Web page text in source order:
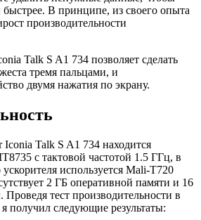
быстрее. В принципе, из своего опыта
производительности
Talk S A1 734 позволяет сделать
тремя пальцами, и
двумя нажатия по экрану.
Talk S A1 734 находится
с тактовой частотой 1.5 ГГц, в
ускорителя используется Mali-T720
2 ГБ оперативной памяти и 16
тест производительности в
я получил следующие результаты: